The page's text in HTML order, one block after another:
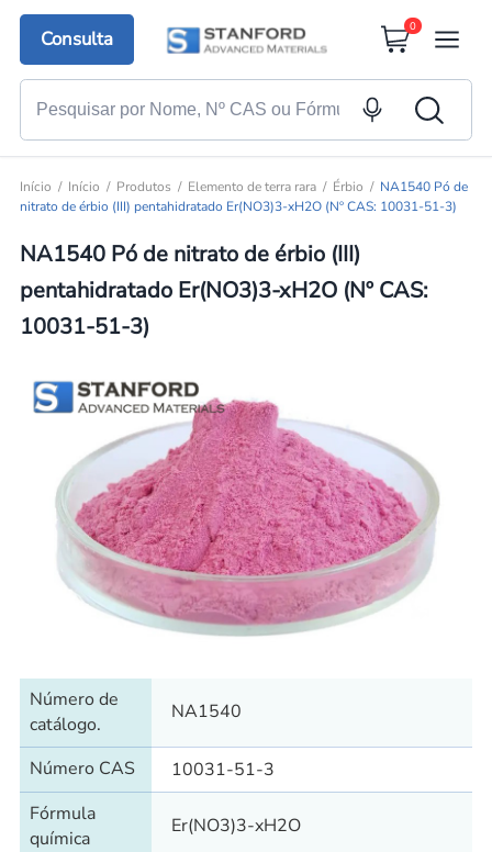
Consulta
0
Início Início Produtos Elemento de terra rara Érbio
NA1540 Pó de
nitrato de érbio (III) pentahidratado Er(NO3)3-xH2O (Nº CAS: 10031-51-3)
NA1540 Pó de nitrato de érbio (III)
pentahidratado Er(NO3)3-xH2O (Nº CAS:
10031-51-3)
Número de
catálogo.
NA1540
Número CAS
10031-51-3
Fórmula
química
Er(NO3)3-xH2O